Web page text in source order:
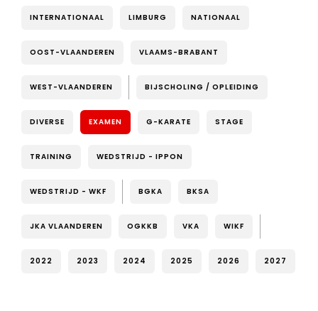
INTERNATIONAAL LIMBURG NATIONAAL
OOST-VLAANDEREN VLAAMS-BRABANT
WEST-VLAANDEREN BIJSCHOLING / OPLEIDING
DIVERSE EXAMEN G-KARATE STAGE
TRAINING WEDSTRIJD - IPPON
WEDSTRIJD - WKF BGKA BKSA
JKA VLAANDEREN OGKKB VKA WIKF
2022 2023 2024 2025 2026 2027